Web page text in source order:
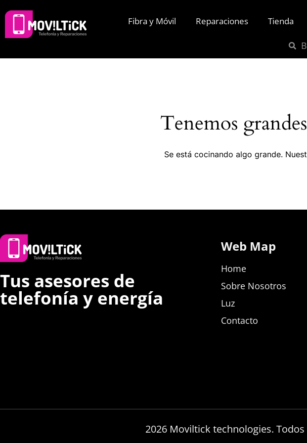
Fibra y Móvil Reparaciones Tienda
Tenemos
Se está cocinando algo grande.
Tus asesores de
telefonía y energía
Web Map
Home
Sobre Nosotros
Luz
Contacto
2026 Moviltick technologies.